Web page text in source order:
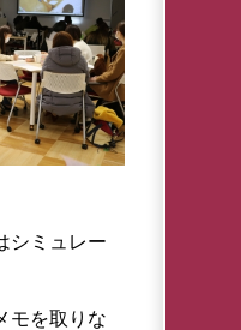
シミュレー
モを取りな